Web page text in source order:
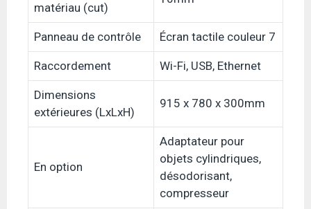
matériau (cut)
Panneau de contrôle Écran tactile couleur 7
Raccordement Wi-Fi, USB, Ethernet
Dimensions
extérieures (LxLxH)
915 x 780 x 300mm
En option
Adaptateur pour
objets cylindriques,
désodorisant,
compresseur